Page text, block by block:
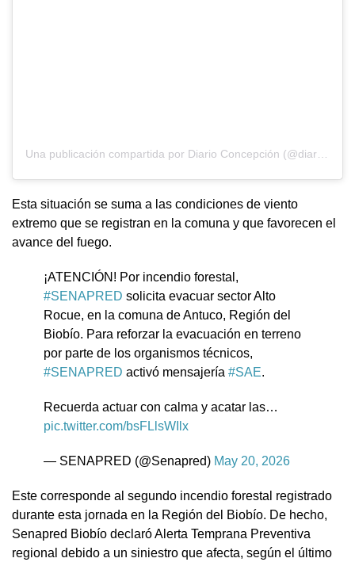
Esta situación se suma a las condiciones de viento
extremo que se registran en la comuna y que favorecen el
avance del fuego.
¡ATENCIÓN! Por incendio forestal,
#SENAPRED solicita evacuar sector Alto
Rocue, en la comuna de Antuco, Región del
Biobío. Para reforzar la evacuación en terreno
por parte de los organismos técnicos,
#SENAPRED activó mensajería #SAE.
Recuerda actuar con calma y acatar las…
pic.twitter.com/bsFLlsWIlx
— SENAPRED (@Senapred) May 20, 2026
Este corresponde al segundo incendio forestal registrado
durante esta jornada en la Región del Biobío. De hecho,
Senapred Biobío declaró Alerta Temprana Preventiva
regional debido a un siniestro que afecta, según el último